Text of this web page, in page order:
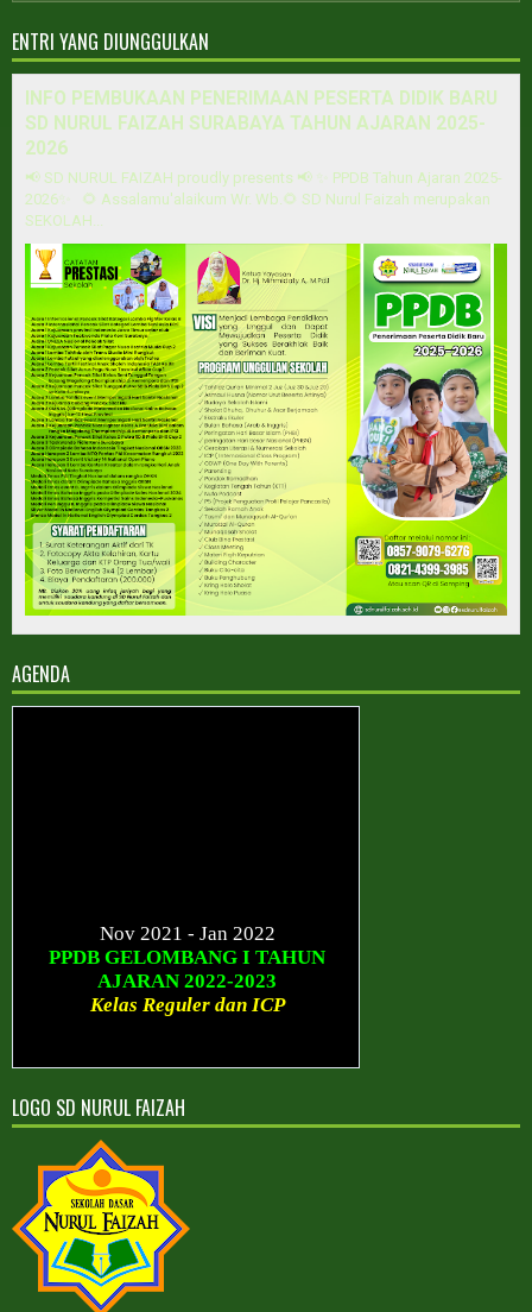
ENTRI YANG DIUNGGULKAN
INFO PEMBUKAAN PENERIMAAN PESERTA DIDIK BARU
SD NURUL FAIZAH SURABAYA TAHUN AJARAN 2025-
2026
📢 SD NURUL FAIZAH proudly presents 📢 ✨ PPDB Tahun Ajaran 2025-
2026✨ 🌻 Assalamu'alaikum Wr. Wb.🌻 SD Nurul Faizah merupakan
SEKOLAH...
AGENDA
Nov 2021 - Jan 2022
PPDB GELOMBANG I TAHUN
AJARAN 2022-2023
Kelas Reguler dan ICP
PPDB GELOMBANG II TAHUN
Kelas Reguler dan ICP
Sesudah Maret 2022
PPDB GELOMBANG III TAHUN
AJARAN 2022-2023
Kelas Reguler dan ICP
LOGO SD NURUL FAIZAH